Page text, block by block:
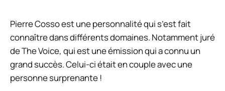
Pierre Cosso est une personnalité qui s’est fait
connaître dans différents domaines. Notamment juré
deThe Voice, qui est une émission qui a connu un
grand succès. Celui-ci était en couple avec une
personne surprenante !